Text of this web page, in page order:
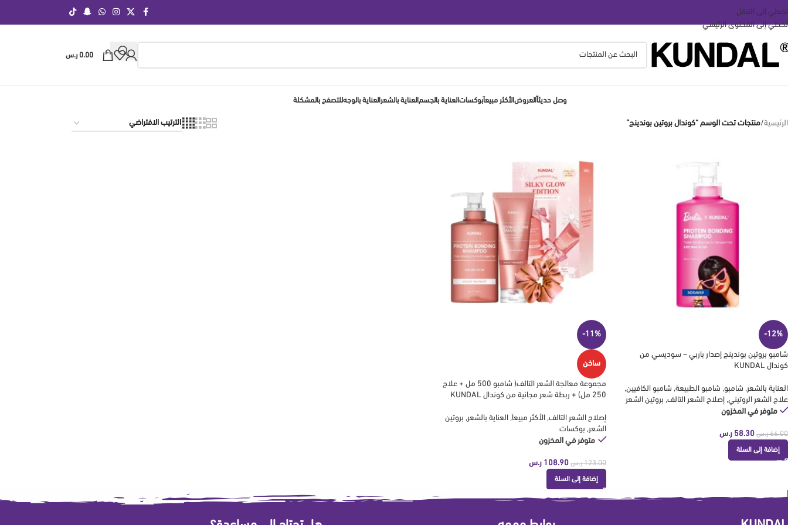
تخطي إلى التنقل
تخطي إلى المحتوى الرئيسي
0.00 ر.س
وصل حديثاً العروض الأكثر مبيعاَبوكسات العناية بالجسم العناية بالشعر العناية بالوجهللتصفح بالمشكلة
الرئيسية/منتجات تحت الوسم “كوندال بروتين بوندينج”
-12%
شامبو بروتين بوندينج إصدار باربي – سوديسي من
كوندال KUNDAL
العناية بالشعر, شامبو, شامبو الطبيعة, شامبو الكافيين,
علاج الشعر الروتيني, إصلاح الشعر التالف, بروتين الشعر
متوفر في المخزون
66.00 ر.س 58.30 ر.س
إضافة إلى السلة
-11%
ساخن
مجموعة معالجة الشعر التالف( شامبو 500 مل + علاج
250 مل) + ربطة شعر مجانية من كوندال KUNDAL
إصلاح الشعر التالف, الأكثر مبيعاَ, العناية بالشعر, بروتين
الشعر, بوكسات
متوفر في المخزون
123.00 ر.س 108.90 ر.س
إضافة إلى السلة